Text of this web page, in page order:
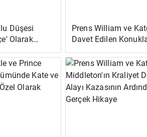
Düşesi
Olarak
'Karar
Prens William ve
Davet Edilen
Biri Düğün
Reddetti?